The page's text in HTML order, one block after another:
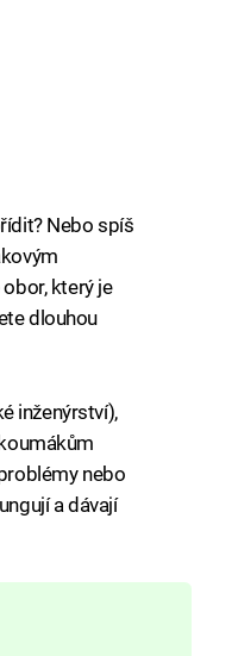
Nebo spíš
který je
dlouhou
inženýrství),
nebo
a dávají